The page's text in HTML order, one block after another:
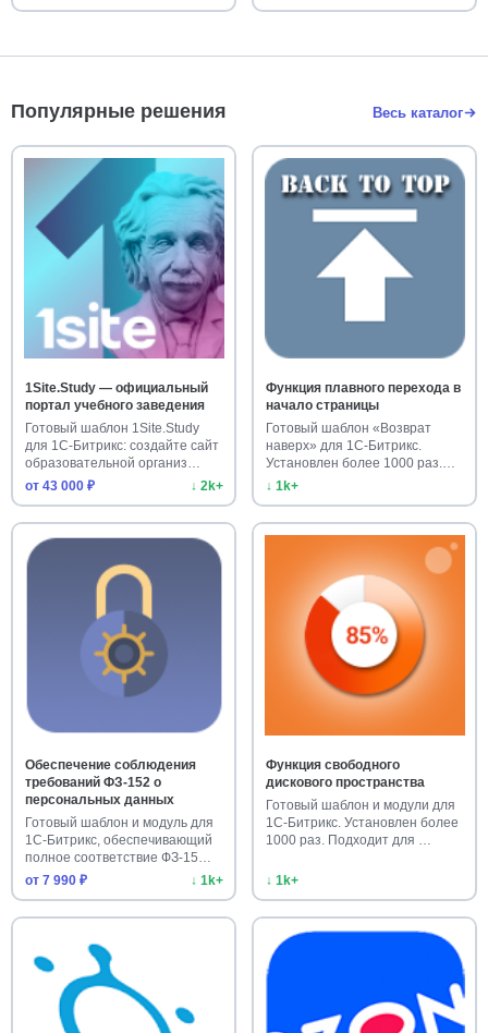
Популярные решения Весь каталог
1Site.Study — официальный
портал учебного заведения
Готовый шаблон 1Site.Study
для 1С-Битрикс: создайте сайт
образовательной организ…
от 43 000 ₽
↓ 2k+
Функция плавного перехода в
начало страницы
Готовый шаблон «Возврат
наверх» для 1С-Битрикс.
Установлен более 1000 раз.
Улучш…
↓ 1k+
Обеспечение соблюдения
требований ФЗ-152 о
персональных данных
Готовый шаблон и модуль для
1С-Битрикс, обеспечивающий
полное соответствие ФЗ-15…
от 7 990 ₽
↓ 1k+
Функция свободного
дискового пространства
Готовый шаблон и модули для
1С-Битрикс. Установлен более
1000 раз. Подходит для …
↓ 1k+